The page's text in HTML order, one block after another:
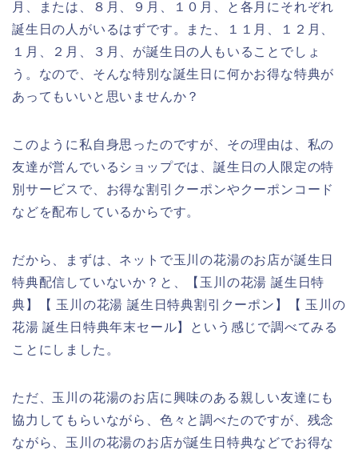
月、または、８月、９月、１０月、と各月にそれぞれ
誕生日の人がいるはずです。また、１１月、１２月、
１月、２月、３月、が誕生日の人もいることでしょ
う。なので、そんな特別な誕生日に何かお得な特典が
あってもいいと思いませんか？
このように私自身思ったのですが、その理由は、私の
友達が営んでいるショップでは、誕生日の人限定の特
別サービスで、お得な割引クーポンやクーポンコード
などを配布しているからです。
だから、まずは、ネットで玉川の花湯のお店が誕生日
特典配信していないか？と、【玉川の花湯 誕生日特
典】【 玉川の花湯 誕生日特典割引クーポン】【 玉川の
花湯 誕生日特典年末セール】という感じで調べてみる
ことにしました。
ただ、玉川の花湯のお店に興味のある親しい友達にも
協力してもらいながら、色々と調べたのですが、残念
ながら、玉川の花湯のお店が誕生日特典などでお得な